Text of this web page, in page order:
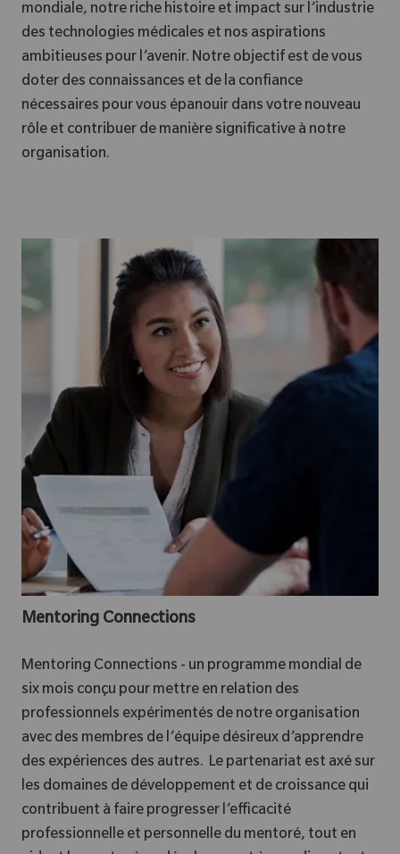
mondiale, notre riche histoire et impact sur l’industrie
des technologies médicales et nos aspirations
ambitieuses pour l’avenir. Notre objectif est de vous
doter des connaissances et de la confiance
nécessaires pour vous épanouir dans votre nouveau
rôle et contribuer de manière significative à notre
organisation.
Mentoring Connections
Mentoring Connections - un programme mondial de
six mois conçu pour mettre en relation des
professionnels expérimentés de notre organisation
avec des membres de l’équipe désireux d’apprendre
des expériences des autres. Le partenariat est axé sur
les domaines de développement et de croissance qui
contribuent à faire progresser l’efficacité
professionnelle et personnelle du mentoré, tout en